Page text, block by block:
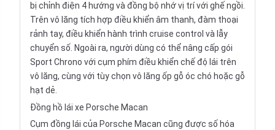
bị chỉnh điện 4 hướng và đồng bộ nhớ vị trí với ghế ngồi.
Trên vô lăng tích hợp điều khiển âm thanh, đàm thoại
rảnh tay, điều khiển hành trình cruise control và lẫy
chuyển số. Ngoài ra, người dùng có thể nâng cấp gói
Sport Chrono với cụm phím điều khiển chế độ lái trên
vô lăng, cùng với tùy chọn vô lăng ốp gỗ óc chó hoặc gỗ
hạt dẻ.
Đồng hồ lái xe Porsche Macan
Cụm đồng lái của Porsche Macan cũng được số hóa